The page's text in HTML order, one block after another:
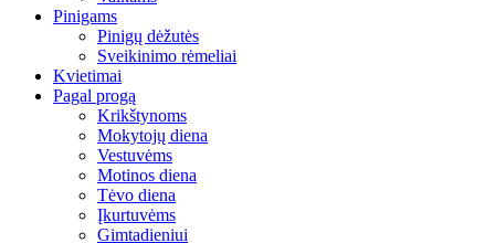
Pinigams
Pinigų dėžutės
Sveikinimo rėmeliai
Kvietimai
Pagal progą
Krikštynoms
Mokytojų diena
Vestuvėms
Motinos diena
Tėvo diena
Įkurtuvėms
Gimtadieniui